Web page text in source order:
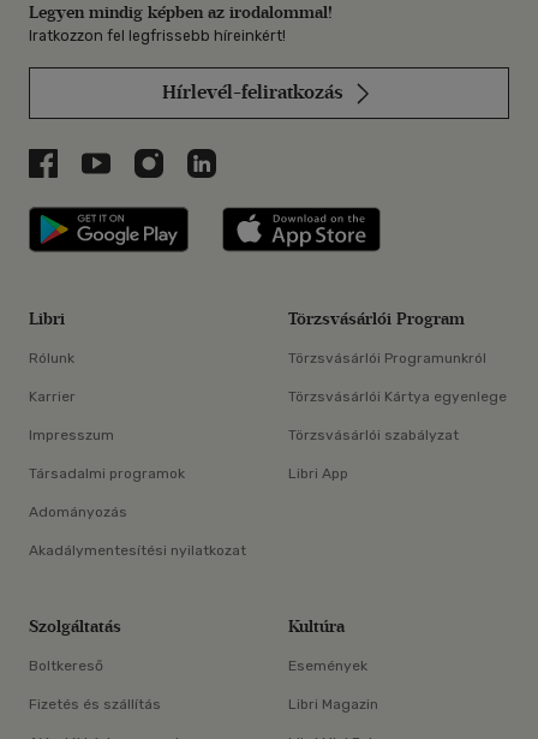
Legyen mindig képben az irodalommal!
Iratkozzon fel legfrissebb híreinkért!
Hírlevél-feliratkozás
Libri a Facebookon
Libri a Youtube-on
Libri az Instagramon
Libri a LinkedInen
Libri applikáció Szerezd meg: Google
Libri
Rólunk
Karrier
Impresszum
Társadalmi programok
Adományozás
Akadálymentesítési nyilatkozat
Törzsvásárlói Program
Törzsvásárlói Programunkról
Törzsvásárlói Kártya egyenlege
Törzsvásárlói szabályzat
Libri App
Szolgáltatás
Boltkereső
Fizetés és szállítás
Kultúra
Események
Libri Magazin